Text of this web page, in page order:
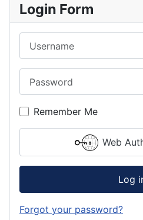
Login Form
Remember Me
Web
Log
Forgot your password?